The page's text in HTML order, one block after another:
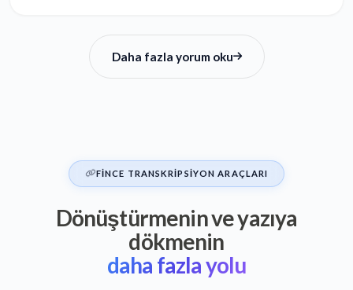
Daha fazla yorum oku
FINCE TRANSKRIPSIYON ARAÇLARI
Dönüştürmenin ve yazıya
dökmenin
daha fazla yolu